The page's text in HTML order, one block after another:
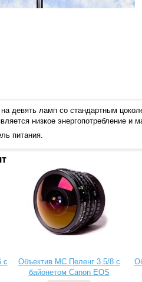
девять ламп со стандартным
низкое энергопотребление и
питания.
с
Объектив МС Пеленг 3.5/8 с
байонетом Canon EOS